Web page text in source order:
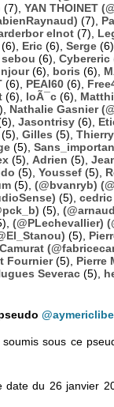
(7), YAN THOINET
(7),
elnot (7),
(6), Eric (6), Serge (6),
sebou (6), Cybereric
(6), boris (6),
(6), PEAI60 (6),
(6), loÃ¯c (6),
Nathalie Gasnier
Jasontrisy (6),
(5), Gilles (5), Thierry
(5),
(5), Adrien (5),
(5), Youssef (5),
(5), (@bvanryb)
(5),
(5),
(@PLechevallier)
(5),
Fournier(5), Pierre
Severac (5),
sous ce
date du 26 janvier